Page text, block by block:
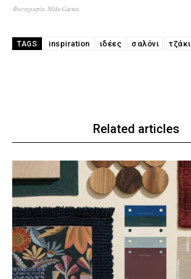
Φωτογραφία: Mike Garten
TAGS inspiration ιδέες σαλόνι τζάκι
Related articles